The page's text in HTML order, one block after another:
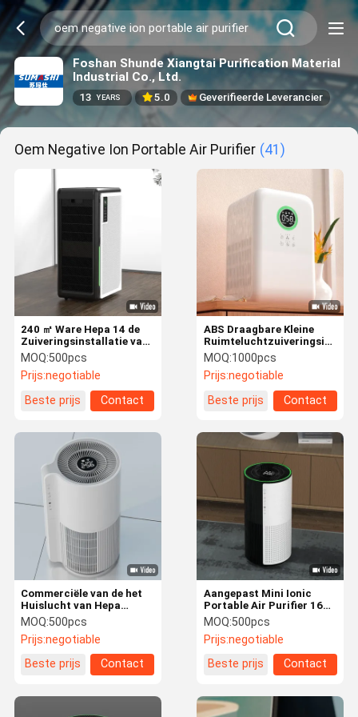
Foshan Shunde Xiangtai Purification Material
Industrial Co., Ltd.
13 YEARS 5.0 Geverifieerde Leverancier
Oem Negative Ion Portable Air Purifier (41)
240 ㎡ Ware Hepa 14 de
Zuiveringsinstallatie van
de de Motorlucht van
Filterjapan nidec-
Shibaura gelijkstroom
MOQ:500pcs
Prijs:negotiable
Beste prijs
Contact
ABS Draagbare Kleine
3 Snelheids Regelbare
OEM ODM
MOQ:1000pcs
Prijs:negotiable
Beste prijs
Contact
Commerciële van de het
Huislucht van Hepa
Gehele de
Zuiveringsinstallaties
UVsterilisatie en
MOQ:500pcs
Prijs:negotiable
Beste prijs
Contact
Aangepast Mini Ionic
Portable Air Purifier 161-
409 Sq.Ft (1538M ²)
MOQ:500pcs
Prijs:negotiable
Beste prijs
Contact